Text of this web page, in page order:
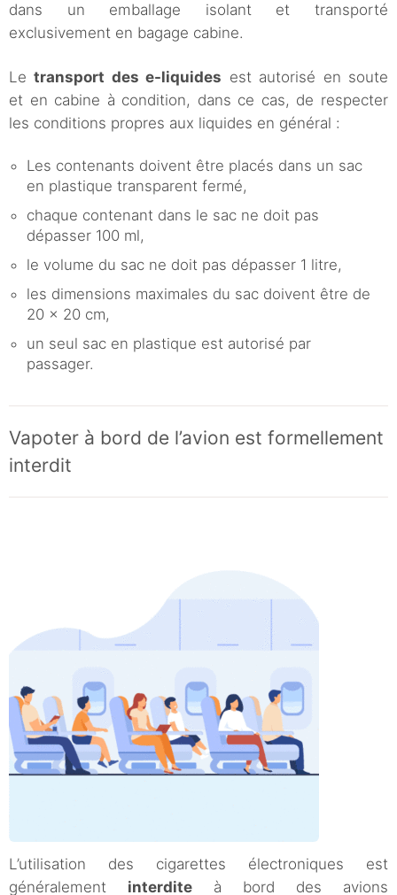
dans un emballage isolant et transporté
exclusivement en bagage cabine.
Letransport des e-liquides est autorisé en soute
et en cabine à condition, dans ce cas, de respecter
les conditions propres aux liquides en général :
Les contenants doivent être placés dans un sac
en plastique transparent fermé,
chaque contenant dans le sac ne doit pas
dépasser 100 ml,
le volume du sac ne doit pas dépasser 1 litre,
les dimensions maximales du sac doivent être de
20 x 20 cm,
un seul sac en plastique est autorisé par
passager.
Vapoter à bord de l’avion est formellement
interdit
L’utilisation des cigarettes électroniques est
généralement interdite à bord des avions